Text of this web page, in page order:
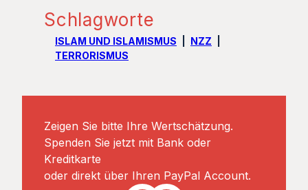
Schlagworte
ISLAM UND ISLAMISMUS
NZZ
TERRORISMUS
Zeigen Sie bitte Ihre Wertschätzung.
Spenden Sie jetzt mit Bank oder
Kreditkarte
oder direkt über Ihren PayPal Account.